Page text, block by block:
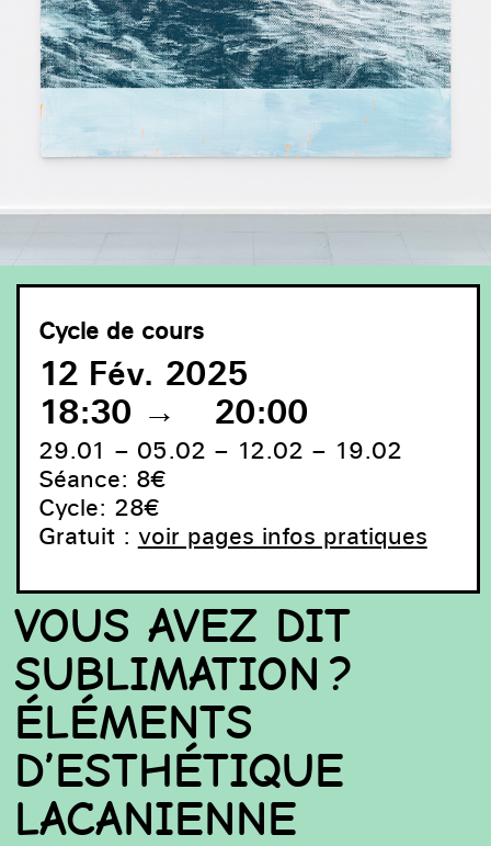
Cycle de cours
12 Fév. 2025
18:30 → 20:00
29.01 – 05.02 – 12.02 – 19.02
Séance: 8€
Cycle: 28€
Gratuit : voir pages infos pratiques
VOUS AVEZ DIT
SUBLIMATION ?
ÉLÉMENTS
D’ESTHÉTIQUE
LACANIENNE